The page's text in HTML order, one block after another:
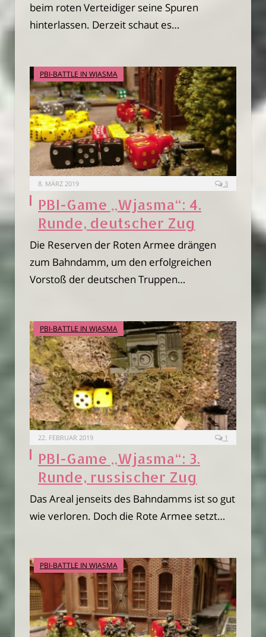
beim roten Verteidiger seine Spuren
hinterlassen. Derzeit schaut es…
PBI-BATTLE IN WJASMA
8. MÄRZ 2019 3
PBI-Game „Wjasma“: 4.
Runde, deutscher Zug
Die Reserven der Roten Armee drängen
zum Bahndamm, um den erfolgreichen
Vorstoß der deutschen Truppen…
PBI-BATTLE IN WJASMA
22. FEBRUAR 2019 1
PBI-Game „Wjasma“: 3.
Runde, russischer Zug
Das Areal jenseits des Bahndamms ist so gut
wie verloren. Doch die Rote Armee setzt…
PBI-BATTLE IN WJASMA